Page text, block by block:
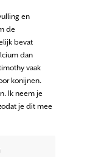
en
de
bevat
dan
vaak
konijnen.
Ik neem je
je dit mee